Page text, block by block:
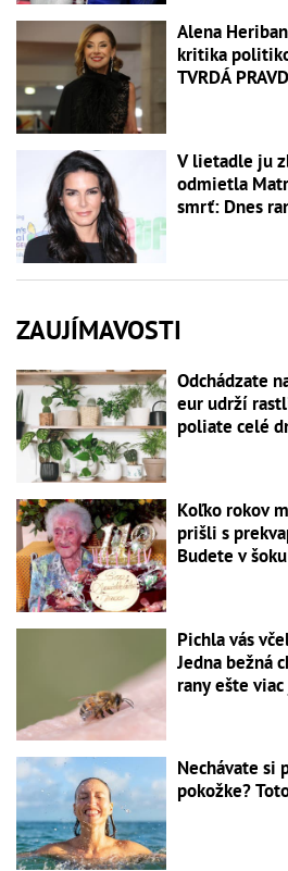
Alena
kritika
TVRDÁ
V lietadle ju
odmietla
smrť: Dnes
ZAUJÍMAVOSTI
Odchádzate
eur udrží
poliate celé
Koľko rokov
prišli s
Budete v šoku
Pichla vás
Jedna bežná
rany ešte
Nechávate si
pokožke?